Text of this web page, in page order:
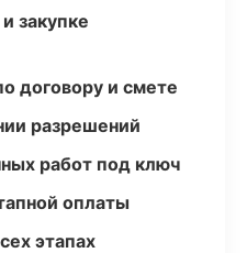
закупке
договору и смете
разрешений
работ под ключ
оплаты
этапах